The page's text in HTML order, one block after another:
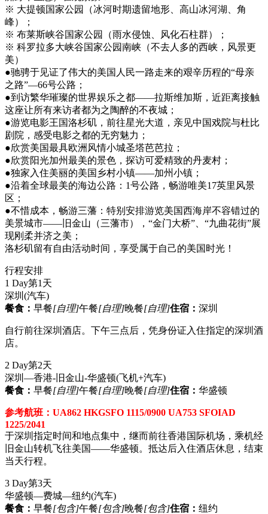
※ 大提顿国家公园（冰河时期遗留地形、高山冰河湖、角
峰）；
※ 布莱斯峡谷国家公园（雨水侵蚀、风化石柱群）；
※ 科罗拉多大峡谷国家公园南峡（不去人多的西峡，风景更
美）
●驰骋于见证了伟大的美国人民一路走来的艰辛历程的“母亲
之路”—66号公路；
●到访繁华璀璨的世界娱乐之都——拉斯维加斯，近距离接触
这座让所有来访者都为之陶醉的不夜城；
●游览电影王国洛杉矶，前往星光大道，亲见中国戏院与杜比
剧院，感受电影之都的无穷魅力；
●欣赏美国最具欧洲风情小城圣塔芭芭拉；
●欣赏阳光加州最美的景色，探访可爱精致的丹麦村；
●独家入住美丽的美国乡村小镇——加州小镇；
●沿着全球最美的海边公路：1号公路，畅游唯美17英里风景
区；
●不惜成本，畅游三藩：特别安排游览美国西海岸不容错过的
美景城市——旧金山（三藩市），“金门大桥”、“九曲花街”展
现刚柔并济之美；
洛杉矶留有自由活动时间，享受属于自己的美国时光！
行程安排
1 Day第1天
深圳 (汽车)
餐食： 早餐[自理]午餐[自理]晚餐[自理]住宿： 深圳
自行前往深圳酒店。下午三点后，凭身份证入住指定的深圳酒
店。
2 Day第2天
深圳—香港-旧金山-华盛顿(飞机+汽车)
餐食： 早餐[自理]午餐[自理]晚餐[自理]住宿： 华盛顿
参考航班：UA862 HKGSFO 1115/0900 UA753 SFOIAD
1225/2041
于深圳指定时间和地点集中，继而前往香港国际机场，乘机经
旧金山转机飞往美国——华盛顿。抵达后入住酒店休息，结束
当天行程。
3 Day第3天
华盛顿—费城—纽约(汽车)
餐食： 早餐[包含]午餐[包含]晚餐[包含]住宿： 纽约